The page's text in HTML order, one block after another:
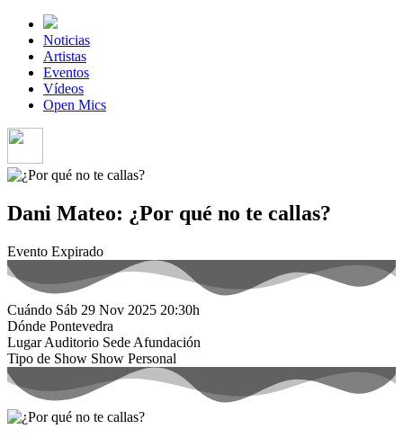
Noticias
Artistas
Eventos
Vídeos
Open Mics
Dani Mateo: ¿Por qué no te callas?
Evento Expirado
Cuándo Sáb 29 Nov 2025 20:30h
Dónde Pontevedra
LugarAuditorio Sede Afundación
Tipo de Show Show Personal